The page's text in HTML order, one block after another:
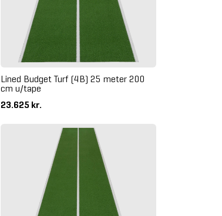
Lined Budget Turf (4B) 25 meter 200
cm u/tape
23.625 kr.